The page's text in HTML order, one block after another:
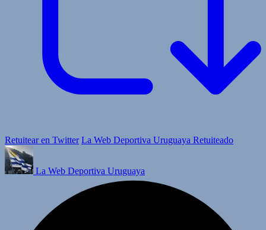
Retuitear en Twitter La Web Deportiva Uruguaya Retuiteado
La Web Deportiva Uruguaya